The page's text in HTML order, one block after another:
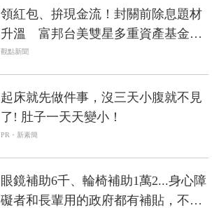
領紅包、拚現金流！封關前除息題材
升溫 富邦台美雙星多重資產基金成
焦點
觀點新聞
起床就先做件事，沒三天小腹就不見
了! 肚子一天天變小！
PR・新素簡
眼鏡補助6千、輪椅補助1萬2...身心障
礙者和長輩用的政府都有補貼，不是